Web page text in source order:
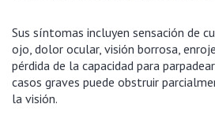
Sus síntomas incluyen sensación de
ojo, dolor ocular, visión borrosa,
pérdida de la capacidad para
casos graves puede obstruir
la visión.